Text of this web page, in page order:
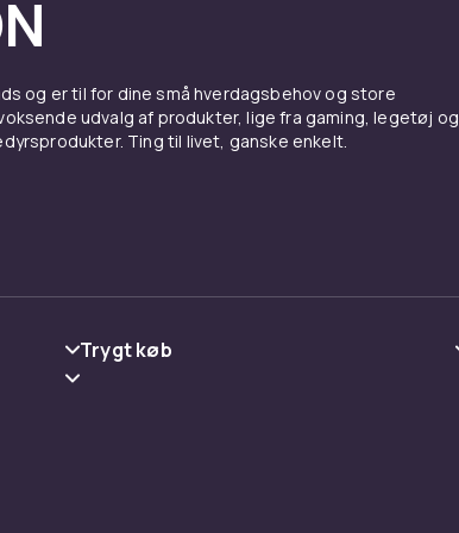
og er til for dine små hverdagsbehov og store
udvalg af produkter, lige fra gaming, legetøj og
Ting til livet, ganske enkelt.
Trygt køb